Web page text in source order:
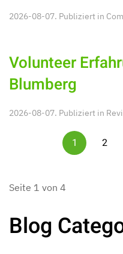
2026-08-07. Publiziert in
Volunteer
Blumberg
2026-08-07. Publiziert in
1 2
Seite 1 von 4
Blog